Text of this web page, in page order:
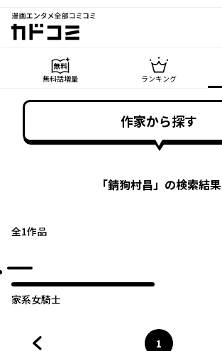
漫画エンタメ全部コミコミ
カドコミ
無料話増量 ランキング
作家から探す
「錆狗村昌」の検索結果
全1作品
家系女騎士
1